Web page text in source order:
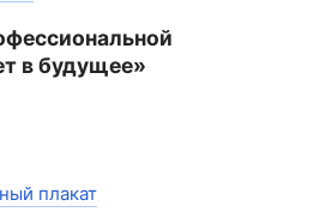
в будущее»
плакат